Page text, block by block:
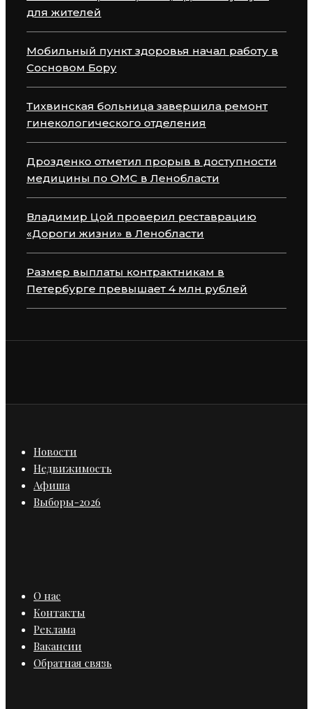
для жителей
Мобильный пункт здоровья начал работу в
Сосновом Бору
Тихвинская больница завершила ремонт
гинекологического отделения
Дрозденко отметил прорыв в доступности
медицины по ОМС в Ленобласти
Владимир Цой проверил реставрацию
«Дороги жизни» в Ленобласти
Размер выплаты контрактникам в
Петербурге превышает 4 млн рублей
Новости
Недвижимость
Афиша
Выборы-2026
О нас
Контакты
Реклама
Вакансии
Обратная связь